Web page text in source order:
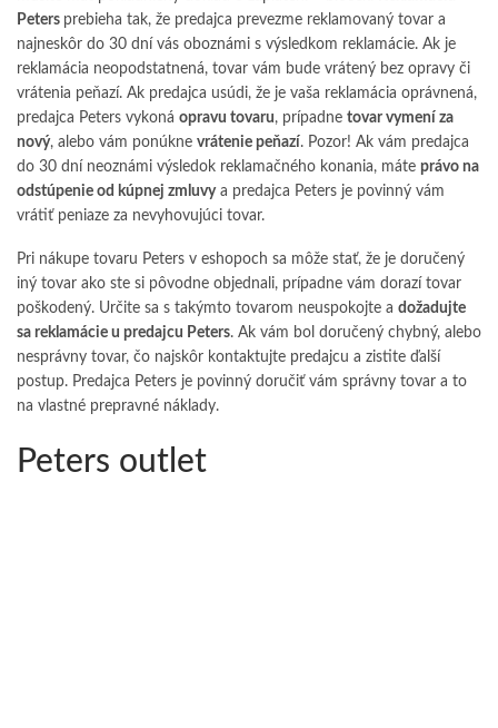
Peters prebieha tak, že predajca prevezme reklamovaný tovar a
najneskôr do 30 dní vás oboznámi s výsledkom reklamácie. Ak je
reklamácia neopodstatnená, tovar vám bude vrátený bez opravy či
vrátenia peňazí. Ak predajca usúdi, že je vaša reklamácia oprávnená,
predajca Peters vykoná opravu tovaru, prípadne tovar vymení za
nový, alebo vám ponúkne vrátenie peňazí. Pozor! Ak vám predajca
do 30 dní neoznámi výsledok reklamačného konania, máte právo na
odstúpenie od kúpnej zmluvya predajca Peters je povinný vám
vrátiť peniaze za nevyhovujúci tovar.
Pri nákupe tovaru Peters v eshopoch sa môže stať, že je doručený
iný tovar ako ste si pôvodne objednali, prípadne vám dorazí tovar
poškodený. Určite sa s takýmto tovarom neuspokojte a dožadujte
sa reklamácie u predajcu Peters. Ak vám bol doručený chybný, alebo
nesprávny tovar, čo najskôr kontaktujte predajcu a zistite ďalší
postup. Predajca Peters je povinný doručiť vám správny tovar a to
na vlastné prepravné náklady.
Peters outlet